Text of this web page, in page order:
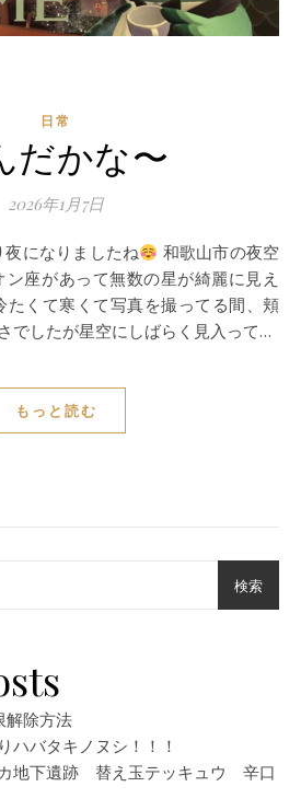
日常
だかな〜
2026年1月7日
夜になりましたね
和歌山市の夜空
座があって無数の星が綺麗に見え
たくて寒くて写真を撮ってる間、頬
でしたが星空にしばらく見入って…
もっと読む
検索
解除方法
バタキノヌシ！！！
地下遺跡 替え玉テッキュウ 辛口